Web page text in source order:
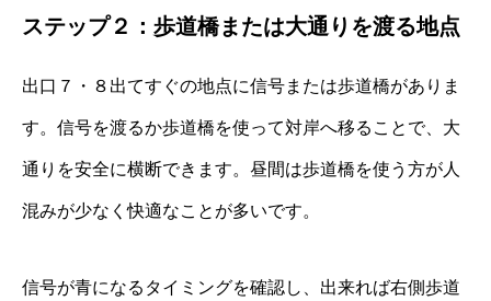
ステップ２：歩道橋または大通りを渡る地点
出口７・８出てすぐの地点に信号または歩道橋がありま
す。信号を渡るか歩道橋を使って対岸へ移ることで、大
通りを安全に横断できます。昼間は歩道橋を使う方が人
混みが少なく快適なことが多いです。
信号が青になるタイミングを確認し、出来れば右側歩道